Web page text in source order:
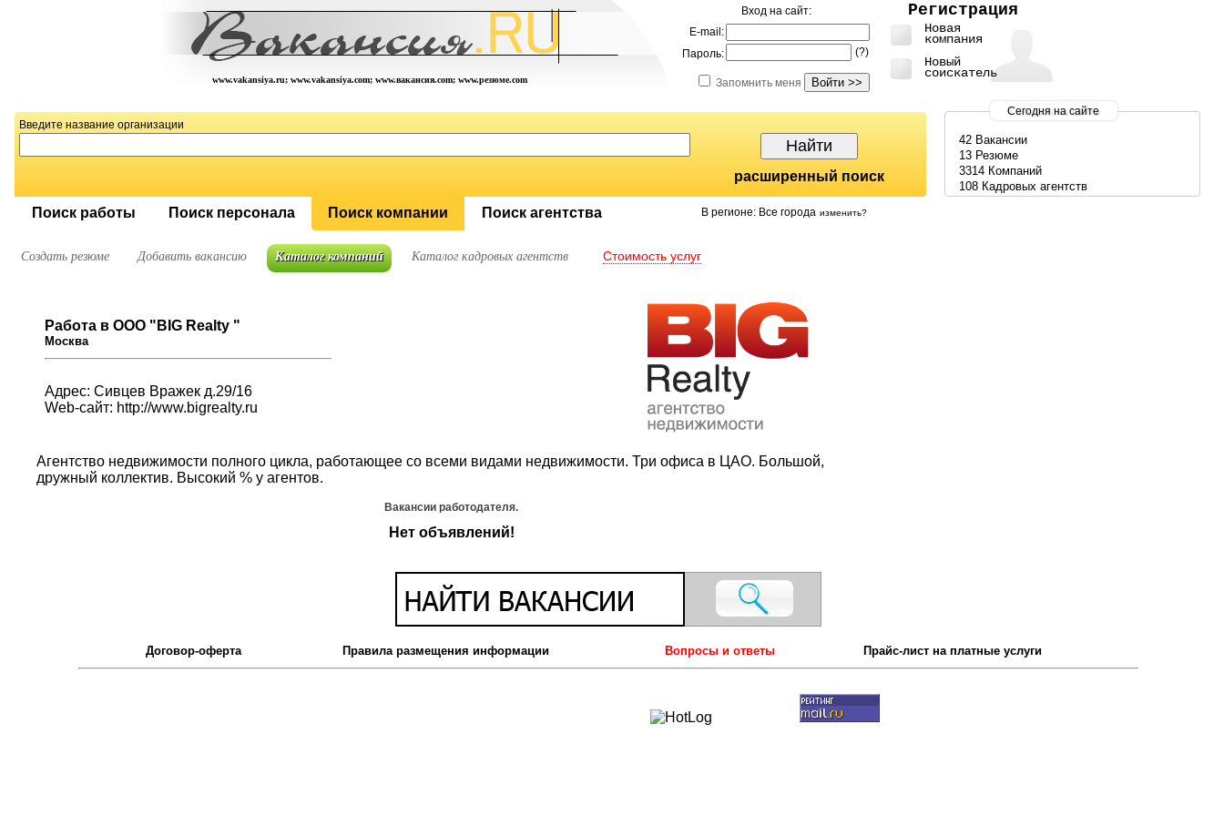
www.vakansiya.ru; www.vakansiya.com; www.вакансия.com; www.резюме.com
Вход на сайт: Регистрация
Новая
компания
Новый
соискатель
E-mail:
Пароль:
(?)
Запомнить меня
Введите название организации
расширенный поиск
Поиск работы Поиск персонала Поиск компании Поиск агентства В регионе: Все города изменить?
Сегодня на сайте
42 Вакансии
13 Резюме
3314 Компаний
108 Кадровых агентств
Создать резюме Добавить вакансию Каталог компаний Каталог кадровых агентств Стоимость услуг
Работа в ООО "BIG Realty "
Москва
Адрес: Сивцев Вражек д.29/16
Web-сайт: http://www.bigrealty.ru
Агентство недвижимости полного цикла, работающее со всеми видами недвижимости. Три офиса в ЦАО. Большой,
дружный коллектив. Высокий % у агентов.
Вакансии работодателя.
Нет объявлений!
Договор-оферта Правила размещения информации Вопросы и ответы Прайс-лист на платные услуги